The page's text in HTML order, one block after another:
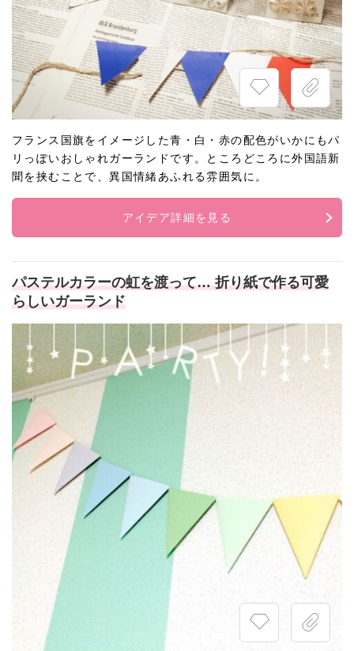
フランス国旗をイメージした青・白・赤の配色がいかにもパ
リっぽいおしゃれガーランドです。ところどころに外国語新
聞を挟むことで、異国情緒あふれる雰囲気に。
アイデア詳細を見る
パステルカラーの虹を渡って… 折り紙で作る可愛
らしいガーランド